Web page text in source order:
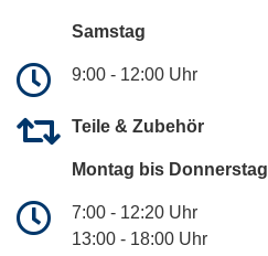
Samstag
9:00 - 12:00 Uhr
Teile & Zubehör
Montag bis Donnerstag
7:00 - 12:20 Uhr
13:00 - 18:00 Uhr